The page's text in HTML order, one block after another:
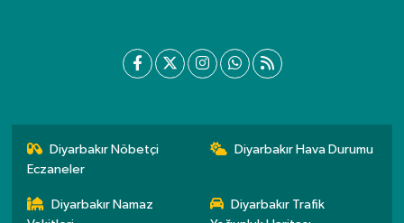
Diyarbakır Nöbetçi
Eczaneler
Diyarbakır Hava Durumu
Diyarbakır Namaz
Diyarbakır Trafik